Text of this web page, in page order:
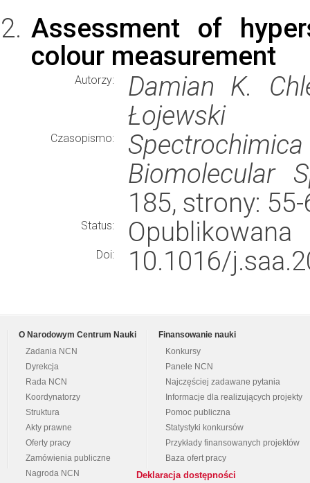
Assessment of
colour measurement
Autorzy:
Damian K.
Łojewski
Czasopismo:
Biomolecular
185, strony:
Status: Opublikowana
Doi: 10.1016/
O Narodowym Centrum Nauki
Zadania NCN
Dyrekcja
Rada NCN
Koordynatorzy
Struktura
Akty prawne
Oferty pracy
Zamówienia publiczne
Nagroda NCN
Finansowanie nauki
Konkursy
Panele NCN
Najczęściej zadawane pytania
Informacje dla realizujących projekty
Pomoc publiczna
Statystyki konkursów
Przykłady finansowanych projektów
Baza ofert pracy
Deklaracja dostępności